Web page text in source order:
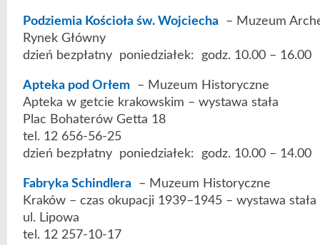
Podziemia Kościoła św. Wojciecha – Muzeum
Rynek Główny
dzień bezpłatny poniedziałek: godz. 10.00 – 16.00
Apteka pod Orłem – Muzeum Historyczne
Apteka w getcie krakowskim – wystawa stała
Plac Bohaterów Getta 18
tel. 12 656-56-25
dzień bezpłatny poniedziałek: godz. 10.00 – 14.00
Fabryka Schindlera – Muzeum Historyczne
Kraków – czas okupacji 1939–1945 – wystawa stała
ul. Lipowa
tel. 12 257-10-17